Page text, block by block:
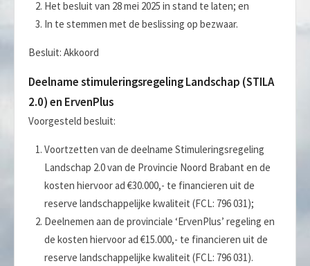
Het besluit van 28 mei 2025 in stand te laten; en
In te stemmen met de beslissing op bezwaar.
Besluit: Akkoord
Deelname stimuleringsregeling Landschap (STILA
2.0) en ErvenPlus
Voorgesteld besluit:
Voortzetten van de deelname Stimuleringsregeling
Landschap 2.0 van de Provincie Noord Brabant en de
kosten hiervoor ad €30.000,- te financieren uit de
reserve landschappelijke kwaliteit (FCL: 796 031);
Deelnemen aan de provinciale ‘ErvenPlus’ regeling en
de kosten hiervoor ad €15.000,- te financieren uit de
reserve landschappelijke kwaliteit (FCL: 796 031).